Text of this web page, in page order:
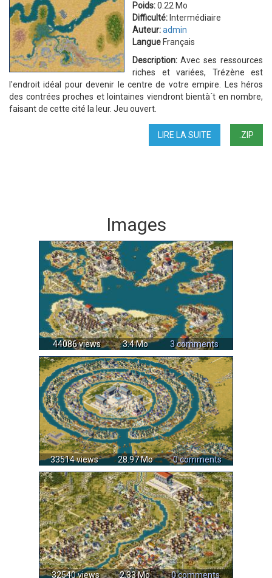
Poids:0.22 Mo
Difficulté: Intermédiaire
Auteur:admin
Langue Français
Description: Avec ses ressources
riches et variées, Trézène est
l'endroit idéal pour devenir le centre de votre empire. Les héros
des contrées proches et lointaines viendront bientà´t en nombre,
faisant de cette cité la leur. Jeu ouvert.
.ZIP
LIRE LA SUITE
BAC
Images
44086 views 3.4 Mo 3 comments
33514 views 28.97 Mo 0 comments
32540 views 2.33 Mo 0 comments